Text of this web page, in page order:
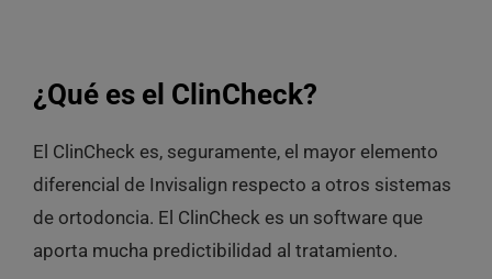
¿Qué es el ClinCheck?
El ClinCheck es, seguramente, el mayor elemento
diferencial de Invisalign respecto a otros sistemas
de ortodoncia. El ClinCheck es un software que
aporta mucha predictibilidad al tratamiento.